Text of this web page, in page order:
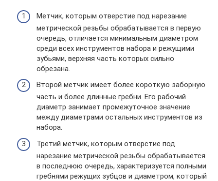
Метчик, которым отверстие под нарезание
метрической резьбы обрабатывается в первую
очередь, отличается минимальным диаметром
среди всех инструментов набора и режущими
зубьями, верхняя часть которых сильно
обрезана.
Второй метчик имеет более короткую заборную
часть и более длинные гребни. Его рабочий
диаметр занимает промежуточное значение
между диаметрами остальных инструментов из
набора.
Третий метчик, которым отверстие под
нарезание метрической резьбы обрабатывается
в последнюю очередь, характеризуется полными
гребнями режущих зубцов и диаметром, который